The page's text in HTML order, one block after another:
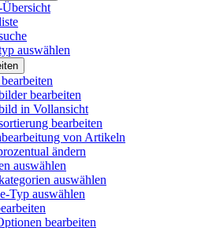
auswählen
bearbeiten
in Vollansicht
bearbeiten
von Artikeln
ändern
auswählen
auswählen
Typ auswählen
bearbeiten